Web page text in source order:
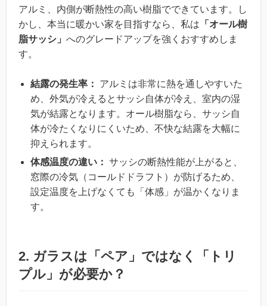
アルミ、内側が断熱性の高い樹脂でできています。し
かし、本当に暖かい家を目指すなら、私は 「オール樹
脂サッシ」 へのグレードアップを強くおすすめしま
す。
結露の発生率：
アルミは非常に熱を通しやすいた
め、外気が冷えるとサッシ自体が冷え、室内の湿
気が結露となります。オール樹脂なら、サッシ自
体が冷たくなりにくいため、不快な結露を大幅に
抑えられます。
体感温度の違い： サッシの断熱性能が上がると、
窓際の冷気（コールドドラフト）が防げるため、
設定温度を上げなくても「体感」が温かくなりま
す。
2. ガラスは「ペア」ではなく「トリ
プル」が必要か？